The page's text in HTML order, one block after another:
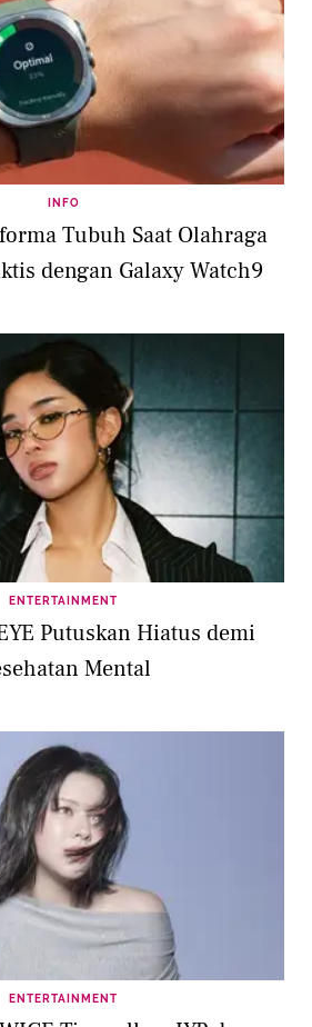
INFO
Tubuh Saat Olahraga
dengan Galaxy Watch9
ENTERTAINMENT
Putuskan Hiatus demi
Mental
ENTERTAINMENT